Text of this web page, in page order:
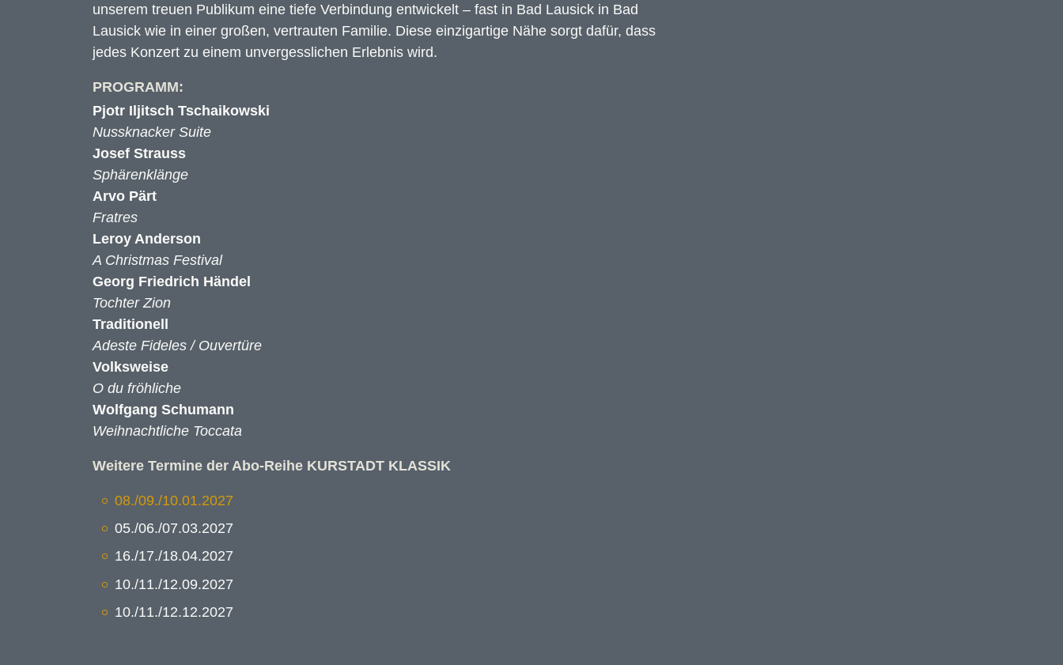
unserem treuen Publikum eine tiefe Verbindung entwickelt – fast in Bad Lausick in Bad
Lausick wie in einer großen, vertrauten Familie. Diese einzigartige Nähe sorgt dafür, dass
jedes Konzert zu einem unvergesslichen Erlebnis wird.
PROGRAMM:
Pjotr Iljitsch Tschaikowski
Nussknacker Suite
Josef Strauss
Sphärenklänge
Arvo Pärt
Fratres
Leroy Anderson
A Christmas Festival
Georg Friedrich Händel
Tochter Zion
Traditionell
Adeste Fideles / Ouvertüre
Volksweise
O du fröhliche
Wolfgang Schumann
Weihnachtliche Toccata
Weitere Termine der Abo-Reihe KURSTADT KLASSIK
08./09./10.01.2027
05./06./07.03.2027
16./17./18.04.2027
10./11./12.09.2027
10./11./12.12.2027